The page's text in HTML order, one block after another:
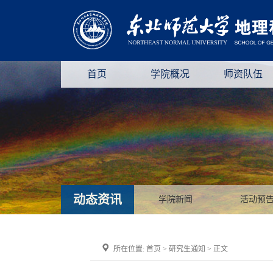
首页 学院概况 师资队伍
动态资讯 学院新闻 活动预
所在位置: 首页 > 研究生通知 > 正文